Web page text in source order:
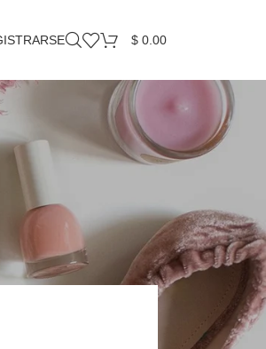
$ 0.00
todos los 7 resultados